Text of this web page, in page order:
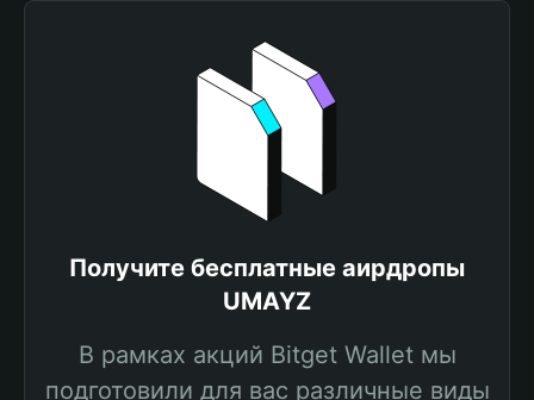
Получите бесплатные аирдропы
UMAYZ
В рамках акций Bitget Wallet мы
подготовили для вас различные виды